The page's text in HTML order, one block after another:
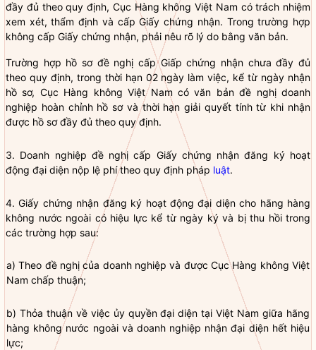
đầy đủ theo quy định, Cục Hàng không Việt Nam có trách nhiệm
xem xét, thẩm định và cấp Giấy chứng nhận. Trong trường hợp
không cấp Giấy chứng nhận, phải nêu rõ lý do bằng văn bản.
Trường hợp hồ sơ đề nghị cấp Giấp chứng nhận chưa đầy đủ
theo quy định, trong thời hạn 02 ngày làm việc, kể từ ngày nhận
hồ sơ, Cục Hàng không Việt Nam có văn bản đề nghị doanh
nghiệp hoàn chỉnh hồ sơ và thời hạn giải quyết tính từ khi nhận
được hồ sơ đầy đủ theo quy định.
3. Doanh nghiệp đề nghị cấp Giấy chứng nhận đăng ký hoạt
động đại diện nộp lệ phí theo quy định pháp luật.
4. Giấy chứng nhận đăng ký hoạt động đại diện cho hãng hàng
không nước ngoài có hiệu lực kể từ ngày ký và bị thu hồi trong
các trường hợp sau:
a) Theo đề nghị của doanh nghiệp và được Cục Hàng không Việt
Nam chấp thuận;
b) Thỏa thuận về việc ủy quyềnđại diện tại Việt Nam giữa hãng
hàng không nước ngoài và doanh nghiệp nhận đại diện hết hiệu
lực;